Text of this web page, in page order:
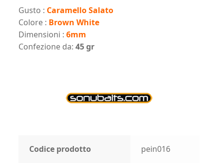
Gusto : Caramello Salato
Colore : Brown White
Dimensioni : 6mm
Confezione da: 45 gr
Codice prodotto pein016